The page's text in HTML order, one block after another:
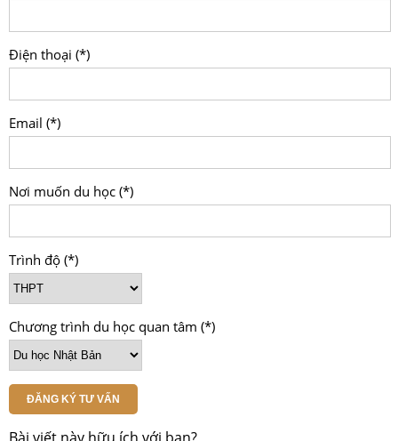
Điện thoại (*)
Email (*)
Nơi muốn du học (*)
Trình độ (*)
Chương trình du học quan tâm (*)
ĐĂNG KÝ TƯ VẤN